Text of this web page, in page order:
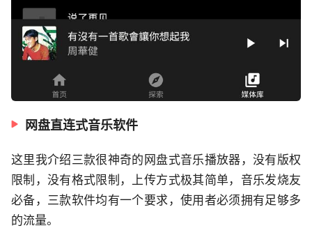
网盘直连式音乐软件
这里我介绍三款很神奇的网盘式音乐播放器，没有版权
限制，没有格式限制，上传方式极其简单，音乐发烧友
必备，三款软件均有一个要求，使用者必须拥有足够多
的流量。